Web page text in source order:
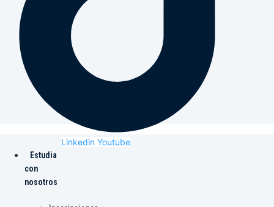
Linkedin Youtube
Estudia
con
nosotros